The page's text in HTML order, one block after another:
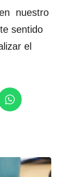
nuestro
sentido
el